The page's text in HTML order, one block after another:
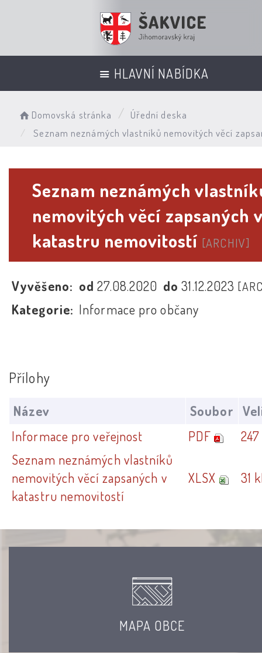
HLAVNÍ NABÍDKA
Domovská stránka
Úřední deska
Seznam neznámých vlastníků nemovitých věcí
Seznam neznámých
nemovitých věcí zapsaných
katastru nemovitostí [ARCHIV]
Vyvěšeno: od27.08.2020 do31.12.2023
Kategorie: Informace pro občany
Přílohy
Název Soubor
Informace pro veřejnost
PDF
Seznam neznámých vlastníků
nemovitých věcí zapsaných v
katastru nemovitostí
XLSX 31
MAPA OBCE